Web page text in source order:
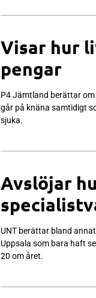
Visar hur
pengar
P4 Jämtland berättar
går på knäna samtidigt
sjuka.
Avslöjar
UNT berättar bland
Uppsala som bara haft
20 om året.